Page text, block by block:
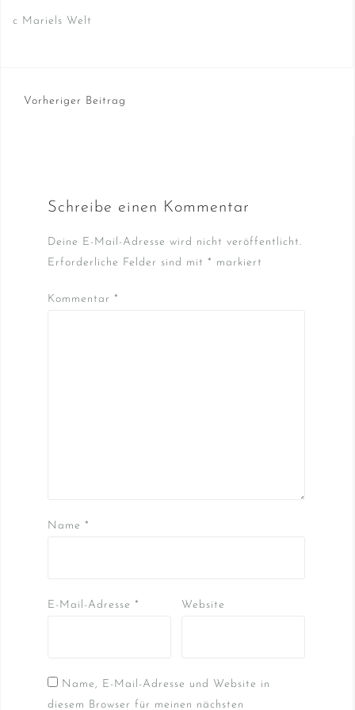
c Mariels Welt
Beitragsnavigation
Vorheriger Beitrag
Schreibe einen Kommentar
Deine E-Mail-Adresse wird nicht veröffentlicht.
Erforderliche Felder sind mit * markiert
Kommentar *
Name *
E-Mail-Adresse * Website
Name, E-Mail-Adresse und Website in
diesem Browser für meinen nächsten